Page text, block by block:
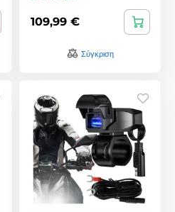
109,99 €
Σύγκριση